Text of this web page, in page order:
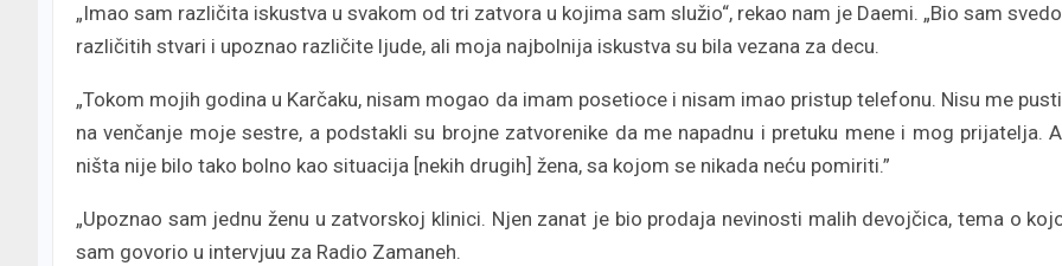
„Imao sam različita iskustva u svakom od tri zatvora u kojima sam služio“, rekao nam je Daemi. „Bio sam
različitih stvari i upoznao različite ljude, ali moja najbolnija iskustva su bila vezana za decu.
„Tokom mojih godina u Karčaku, nisam mogao da imam posetioce i nisam imao pristup telefonu. Nisu me
na venčanje moje sestre, a podstakli su brojne zatvorenike da me napadnu i pretuku mene i mog prijatelja.
ništa nije bilo tako bolno kao situacija [nekih drugih] žena, sa kojom se nikada neću pomiriti.”
„Upoznao sam jednu ženu u zatvorskoj klinici. Njen zanat je bio prodaja nevinosti malih devojčica, tema o
sam govorio u intervjuu za Radio Zamaneh.